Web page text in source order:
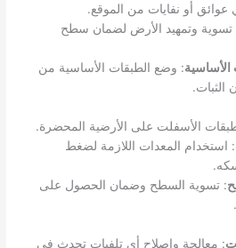
عوائق أو نفايات من الموقع.
تسوية وتمهيد الأرض لضمان سطح
: وضع الطبقات الأساسية من
الأسفلت على الأرضية المحضرة.
: استخدام المعدات اللازمة لضغط
: تسوية السطح وضمان الحصول على
: معالجة وإصلاح أي تلفيات تحدث في